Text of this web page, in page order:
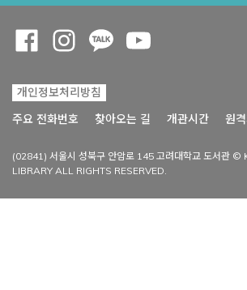
개인정보처리방침
주요 전화번호
찾아오는 길 개관시간 원
(02841) 서울시 성북구 안암로 145 고려대학교 도서관 ©
LIBRARY ALL RIGHTS RESERVED.
Opens a new window
Opens a new window
Opens a new window